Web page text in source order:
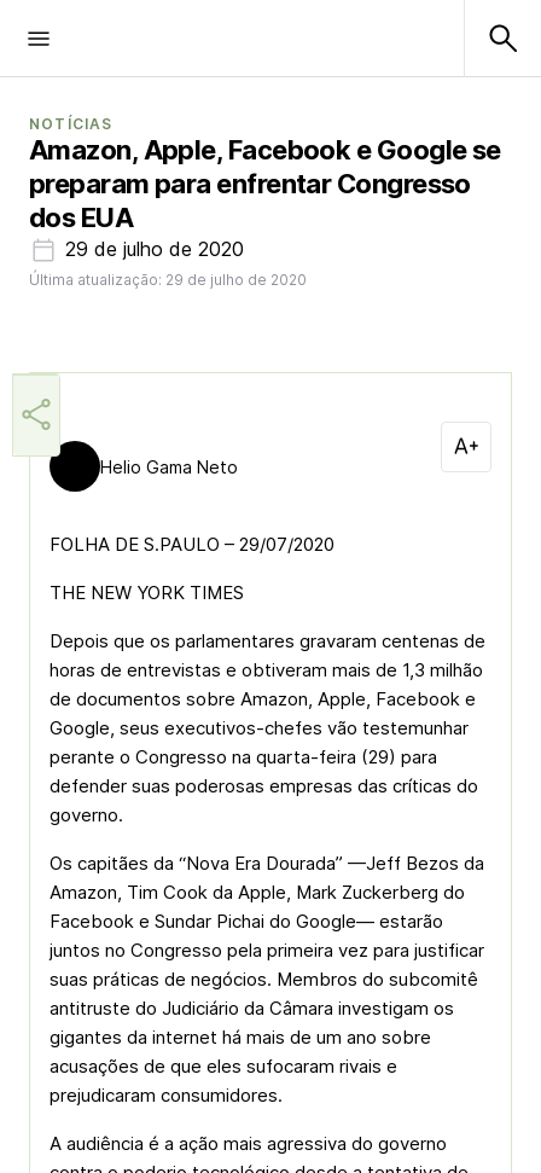
NOTÍCIAS
Amazon, Apple, Facebook e Google se
preparam para enfrentar Congresso
dos EUA
29 de julho de 2020
Última atualização: 29 de julho de 2020
Helio Gama Neto
FOLHA DE S.PAULO – 29/07/2020
THE NEW YORK TIMES
Depois que os parlamentares gravaram centenas de
horas de entrevistas e obtiveram mais de 1,3 milhão
de documentos sobre Amazon, Apple, Facebook e
Google, seus executivos-chefes vão testemunhar
perante o Congresso na quarta-feira (29) para
defender suas poderosas empresas das críticas do
governo.
Os capitães da “Nova Era Dourada” —Jeff Bezos da
Amazon, Tim Cook da Apple, Mark Zuckerberg do
Facebook e Sundar Pichai do Google— estarão
juntos no Congresso pela primeira vez para justificar
suas práticas de negócios. Membros do subcomitê
antitruste do Judiciário da Câmara investigam os
gigantes da internet há mais de um ano sobre
acusações de que eles sufocaram rivais e
prejudicaram consumidores.
A audiência é a ação mais agressiva do governo